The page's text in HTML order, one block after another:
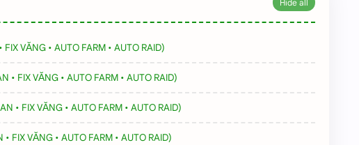
FIX VĂNG • AUTO FARM • AUTO RAID)
• FIX VĂNG • AUTO FARM • AUTO RAID)
• FIX VĂNG • AUTO FARM • AUTO RAID)
• FIX VĂNG • AUTO FARM • AUTO RAID)